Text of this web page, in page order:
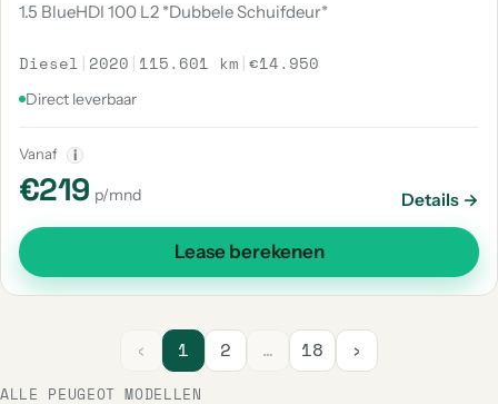
1.5 BlueHDI 100 L2 *Dubbele Schuifdeur*
Diesel | 2020 | 115.601 km |€14.950
Direct leverbaar
Vanaf i
€219 p/mnd Details →
Lease berekenen
‹ 1 2 … 18 ›
ALLE PEUGEOT MODELLEN